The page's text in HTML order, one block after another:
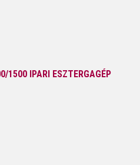
1500 IPARI ESZTERGAGÉP